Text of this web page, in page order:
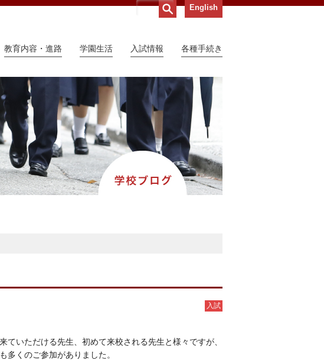
English
教育内容・進路 学園生活 入試情報 各種手続き
入試
いただける先生、初めて来校される先生と様々ですが、
多くのご参加がありました。